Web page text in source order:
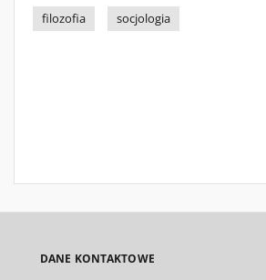
filozofia
socjologia
DANE KONTAKTOWE